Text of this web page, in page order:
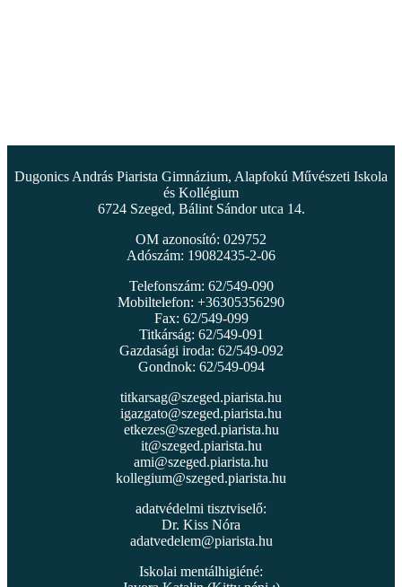
Dugonics András Piarista Gimnázium, Alapfokú Művészeti Iskola
és Kollégium
6724 Szeged, Bálint Sándor utca 14.
OM azonosító: 029752
Adószám: 19082435-2-06
Telefonszám: 62/549-090
Mobiltelefon: +36305356290
Fax: 62/549-099
Titkárság: 62/549-091
Gazdasági iroda: 62/549-092
Gondnok: 62/549-094
titkarsag@szeged.piarista.hu
igazgato@szeged.piarista.hu
etkezes@szeged.piarista.hu
it@szeged.piarista.hu
ami@szeged.piarista.hu
kollegium@szeged.piarista.hu
adatvédelmi tisztviselő:
Dr. Kiss Nóra
adatvedelem@piarista.hu
Iskolai mentálhigiéné: